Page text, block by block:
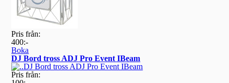
Pris från:
400:-
Boka
DJ Bord tross ADJ Pro Event IBeam
Pris från: